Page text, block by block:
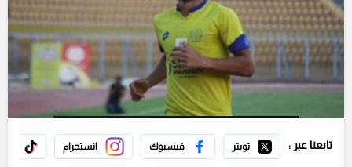
تابعنا عبر : تويتر فيسبوك انستجرام